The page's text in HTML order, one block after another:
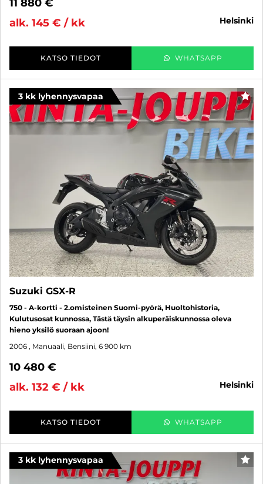
11 880 €
alk. 145 € / kk
helsinki
KATSO TIEDOT WHATSAPP
3 kk lyhennysvapaa
Suzuki GSX-R
750 - A-kortti - 2.omisteinen Suomi-pyörä, Huoltohistoria,
Kulutusosat kunnossa, Tästä täysin alkuperäiskunnossa oleva
hieno yksilö suoraan ajoon!
2006 , Manuaali, Bensiini, 6 900 km
10 480 €
alk. 132 € / kk
helsinki
KATSO TIEDOT WHATSAPP
3 kk lyhennysvapaa